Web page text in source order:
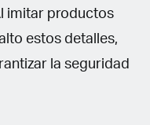
imitar productos
estos detalles,
la seguridad